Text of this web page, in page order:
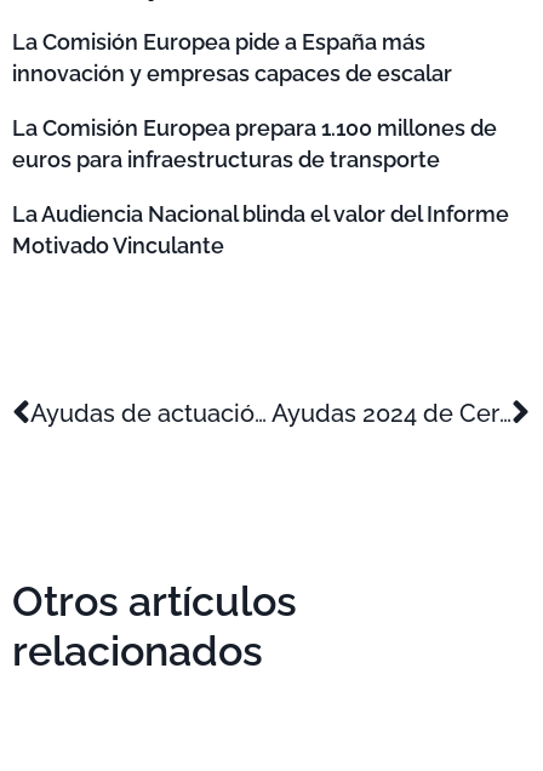
La Comisión Europea pide a España más
innovación y empresas capaces de escalar
La Comisión Europea prepara 1.100 millones de
euros para infraestructuras de transporte
La Audiencia Nacional blinda el valor del Informe
Motivado Vinculante
Ayudas de actuación integral para la descarbonización de la industria manufacturera Ayudas 2024 de Certificación Internacional del Programa de “Mentoring y apoyo a la internacionalización de la pyme”
Otros artículos
relacionados